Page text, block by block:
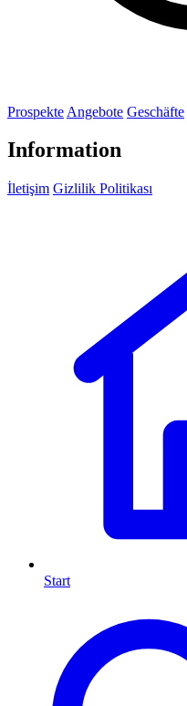
Prospekte Angebote Geschäfte
Information
İletişim Gizlilik Politikası
Start